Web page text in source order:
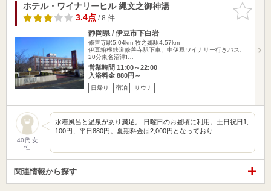
お気に入
りに追加
ホテル・ワイナリーヒル 縄文之御神湯
3.4点/ 8 件
静岡県 / 伊豆市下白岩
修善寺駅5.04km 牧之郷駅4.57km
伊豆箱根鉄道修善寺駅下車、中伊豆ワイナリー行きバス、
20分東名沼津I…
営業時間 11:00～22:00
入浴料金 880円～
日帰り 宿泊 サウナ
40代 女
性
水着風呂と温泉があり満足。 日曜日のお昼頃に利用。土日祝日1,
100円、平日880円。夏期料金は2,000円となっており…
関連情報から探す